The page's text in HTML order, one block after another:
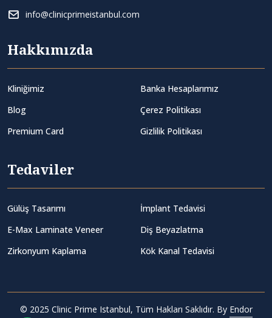
info@clinicprimeistanbul.com
Hakkımızda
Kliniğimiz
Blog
Premium Card
Banka Hesaplarımız
Çerez Politikası
Gizlilik Politikası
Tedaviler
Gülüş Tasarımı
E-Max Laminate Veneer
Zirkonyum Kaplama
İmplant Tedavisi
Diş Beyazlatma
Kök Kanal Tedavisi
© 2025 Clinic Prime Istanbul, Tüm Hakları Saklıdır. By Endor